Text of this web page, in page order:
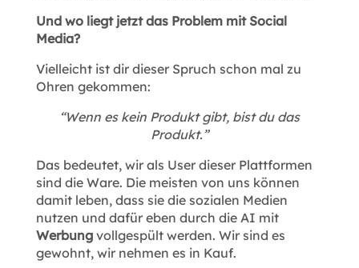
Und wo liegt jetzt das Problem mit Social
Media?
Vielleicht ist dir dieser Spruch schon mal zu
Ohren gekommen:
“Wenn es kein Produkt gibt, bist du das
Produkt.”
Das bedeutet, wir als User dieser Plattformen
sind die Ware. Die meisten von uns können
damit leben, dass sie die sozialen Medien
nutzen und dafür eben durch die AI mit
Werbungvollgespült werden. Wir sind es
gewohnt, wir nehmen es in Kauf.